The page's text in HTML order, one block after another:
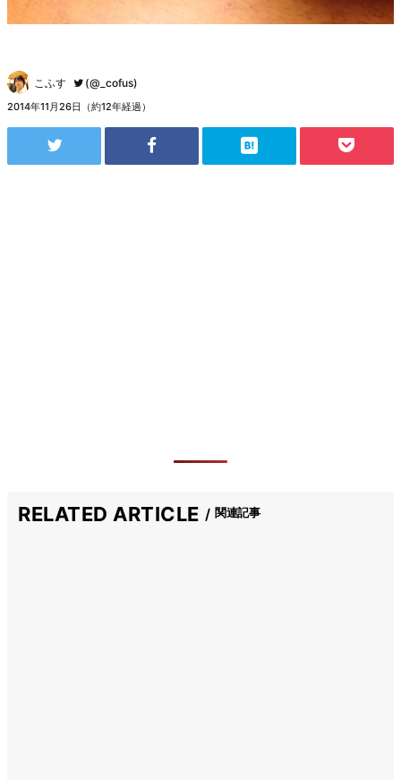
こふす (@_cofus)
2014年11月26日（約12年経過）
RELATED ARTICLE 関連記事